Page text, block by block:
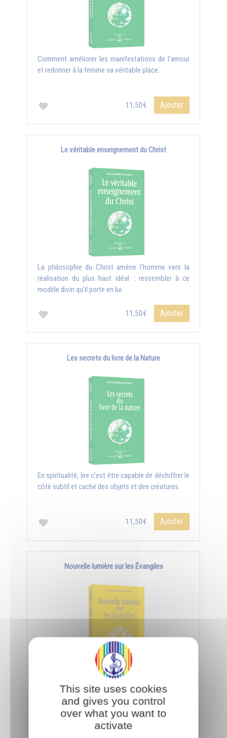
Comment améliorer les manifestations de l'amour
et redonner à la femme sa véritable place.
11,50€ Ajouter
Le véritable enseignement du Christ
La philosophie du Christ amène l’homme vers la
réalisation du plus haut idéal : ressembler à ce
modèle divin qu’il porte en lui.
11,50€ Ajouter
Les secrets du livre de la Nature
En spiritualité, lire c'est être capable de déchiffrer le
côté subtil et caché des objets et des créatures.
11,50€ Ajouter
Nouvelle lumière sur les Évangiles
Pour interpréter les paraboles de Jésus, il faut
utiliser la science des symboles qui s'acquiert par
les facultés de l’âme et de l'esprit.
11,50€
This site uses cookies
and gives you control
over what you want to
activate